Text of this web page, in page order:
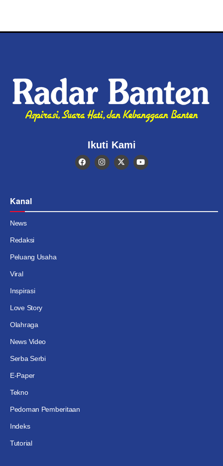
Ikuti Kami
Kanal
News
Redaksi
Peluang Usaha
Viral
Inspirasi
Love Story
Olahraga
News Video
Serba Serbi
E-Paper
Tekno
Pedoman Pemberitaan
Indeks
Tutorial